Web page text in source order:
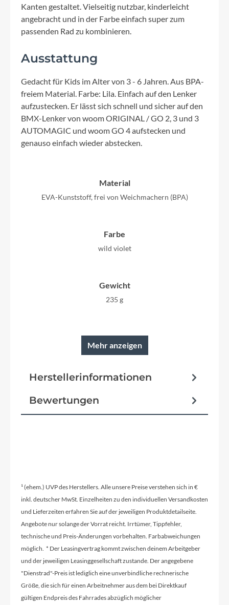
Kanten gestaltet. Vielseitig nutzbar, kinderleicht
angebracht und in der Farbe einfach super zum
passenden Rad zu kombinieren.
Ausstattung
Gedacht für Kids im Alter von 3 - 6 Jahren. Aus BPA-
freiem Material. Farbe: Lila. Einfach auf den Lenker
aufzustecken. Er lässt sich schnell und sicher auf den
BMX-Lenker von woom ORIGINAL / GO 2, 3 und 3
AUTOMAGIC und woom GO 4 aufstecken und
genauso einfach wieder abstecken.
Material
EVA-Kunststoff, frei von Weichmachern (BPA)
Farbe
wild violet
Gewicht
235 g
Mehr anzeigen
Herstellerinformationen
Bewertungen
¹ (ehem.) UVP des Herstellers. Alle unsere Preise verstehen sich in €
inkl. deutscher MwSt. Einzelheiten zu den individuellen Versandkosten
und Lieferzeiten erfahren Sie auf der jeweiligen Produktdetailseite.
Angebote nur solange der Vorrat reicht. Irrtümer, Tippfehler,
technische und Preis-Änderungen vorbehalten. Farbabweichungen
möglich. * Der Leasingvertrag kommt zwischen deinem Arbeitgeber
und der jeweiligen Leasinggesellschaft zustande. Der angegebene
"Dienstrad"-Preis ist lediglich eine unverbindliche rechnerische
Größe, die sich für einen Arbeitnehmer aus dem bei Direktkauf
gültigen Endpreis des Fahrrades abzüglich möglicher